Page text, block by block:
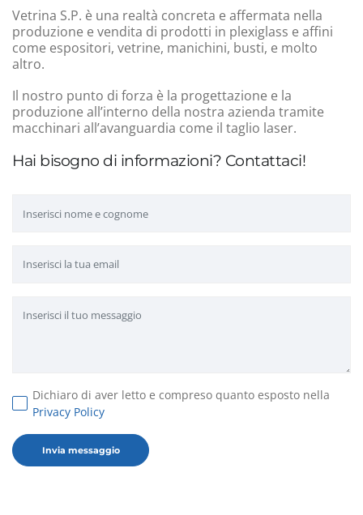
Hai bisogno di informazioni? Contattaci!
Dichiaro di aver letto e compreso quanto esposto nella
Privacy Policy
Vetrina S.P. è una realtà concreta e affermata nella
produzione e vendita di prodotti in plexiglass e affini
come espositori, vetrine, manichini, busti, e molto
altro.
Il nostro punto di forza è la progettazione e la
produzione all’interno della nostra azienda tramite
macchinari all’avanguardia come il taglio laser.